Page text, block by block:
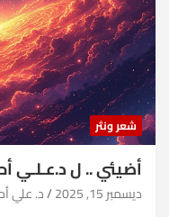
شعر ونثر
أضيئي .. ل د.عـلـي
ديسمبر 15, 2025 د. علي